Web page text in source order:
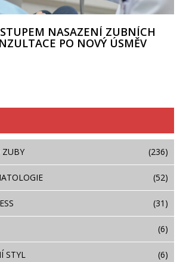
NASAZENÍ ZUBNÍCH
PO NOVÝ ÚSMĚV
ZUBY (236)
(52)
(31)
(6)
STYL (6)